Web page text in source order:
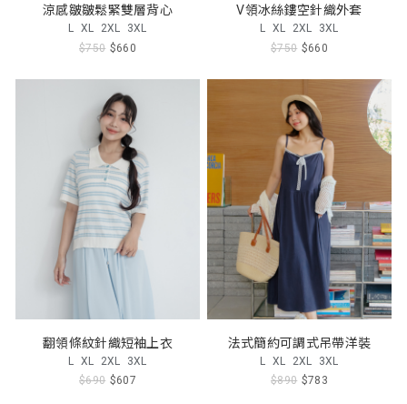
涼感皺皺鬆緊雙層背心
L XL 2XL 3XL
$750 $660
V領冰絲鏤空針織外套
L XL 2XL 3XL
$750 $660
翻領條紋針織短袖上衣
L XL 2XL 3XL
$690 $607
法式簡約可調式吊帶洋裝
L XL 2XL 3XL
$890 $783